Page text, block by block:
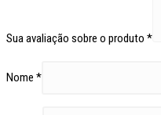
Sua avaliação sobre o produto *
Nome *